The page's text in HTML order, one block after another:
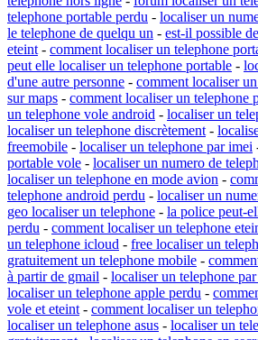
telephone portable perdu - localiser un
le telephone de quelqu un - est-il possible
eteint - comment localiser un telephone
peut elle localiser un telephone portable -
d'une autre personne - comment localiser
sur maps - comment localiser un telephone
un telephone vole android - localiser un
localiser un telephone discrètement -
freemobile - localiser un telephone par imei
portable vole - localiser un numero de
localiser un telephone en mode avion -
telephone android perdu - localiser un
geo localiser un telephone - la police peut-
perdu - comment localiser un telephone
un telephone icloud - free localiser un
gratuitement un telephone mobile -
à partir de gmail - localiser un telephone
localiser un telephone apple perdu -
vole et eteint - comment localiser un
localiser un telephone asus - localiser un